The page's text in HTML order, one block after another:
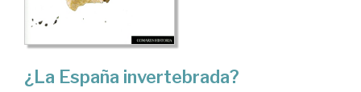
¿La España invertebrada?